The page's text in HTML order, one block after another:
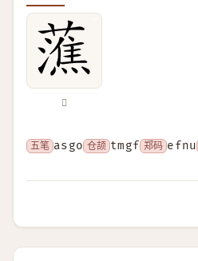
𧀡
五笔 asgo 仓颉 tmgf 郑码 efnu